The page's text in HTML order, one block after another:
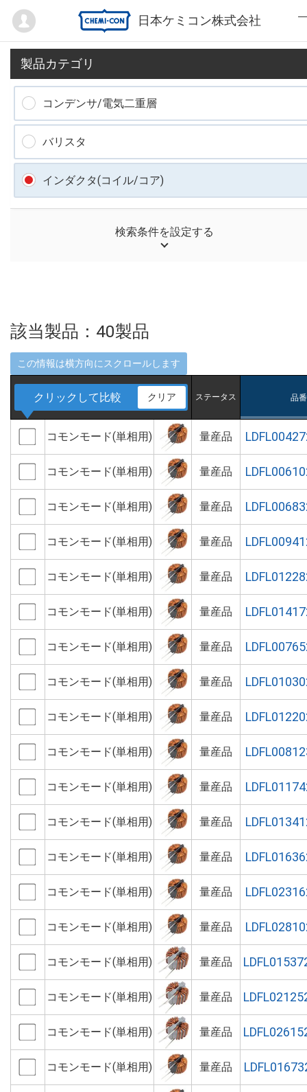
日本ケミコン株式会社
Mypage
該当製品： 40製品
クリックして比較 クリア ステータス 品番
コモンモード(単相用) 量産品
コモンモード(単相用) 量産品
コモンモード(単相用) 量産品
コモンモード(単相用) 量産品
コモンモード(単相用) 量産品
コモンモード(単相用) 量産品
コモンモード(単相用) 量産品
コモンモード(単相用) 量産品
コモンモード(単相用) 量産品
コモンモード(単相用) 量産品
コモンモード(単相用) 量産品
コモンモード(単相用) 量産品
コモンモード(単相用) 量産品
コモンモード(単相用) 量産品
コモンモード(単相用) 量産品
コモンモード(単相用) 量産品
コモンモード(単相用) 量産品
コモンモード(単相用) 量産品
コモンモード(単相用) 量産品
製品カテゴリ
コンデンサ/電気二重層
バリスタ
インダクタ(コイル/コア)
検索条件